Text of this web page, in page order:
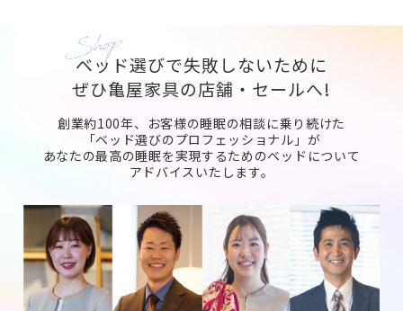
ベッド選びで失敗しないために
ぜひ亀屋家具の店舗・セールへ!
創業約100年、お客様の睡眠の相談に乗り続けた
「ベッド選びのプロフェッショナル」が
あなたの最高の睡眠を実現するためのベッドについて
アドバイスいたします。